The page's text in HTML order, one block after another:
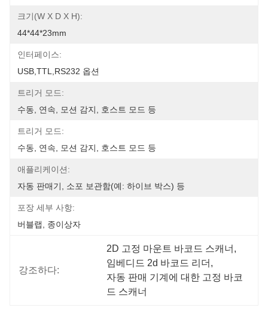
크기(W X D X H):
44*44*23mm
인터페이스:
USB,TTL,RS232 옵션
트리거 모드:
수동, 연속, 모션 감지, 호스트 모드 등
트리거 모드:
수동, 연속, 모션 감지, 호스트 모드 등
애플리케이션:
자동 판매기, 소포 보관함(예: 하이브 박스) 등
포장 세부 사항:
버블랩, 종이상자
강조하다:
2D 고정 마운트 바코드 스캐너 ,
임베디드 2d 바코드 리더 ,
자동 판매 기계에 대한 고정 바코
드 스캐너